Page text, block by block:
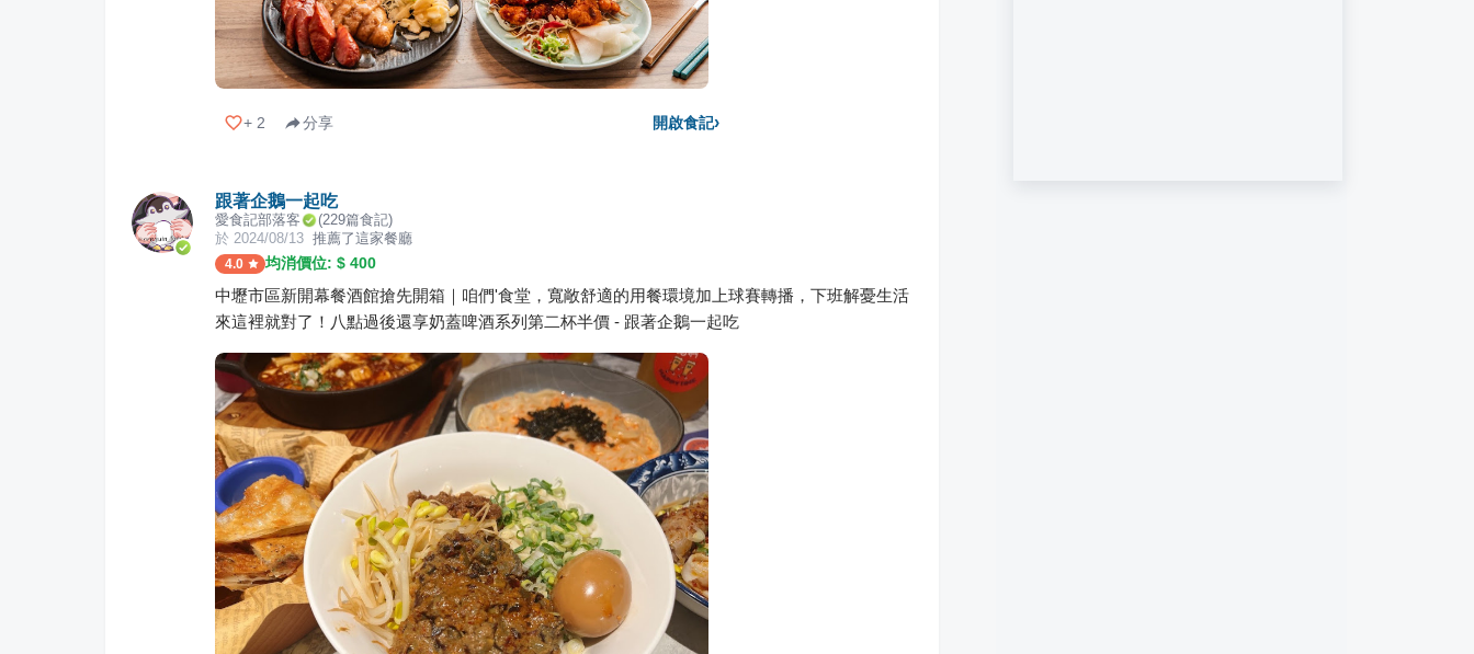
+ 2 分享 開啟食記›
跟著企鵝一起吃
愛食記部落客 (229篇食記)
於 2024/08/13 推薦了這家餐廳
4.0 均消價位: $ 400
中壢市區新開幕餐酒館搶先開箱｜咱們'食堂，寬敞舒適的用餐環境加上球賽轉播，下班解憂生活
來這裡就對了！八點過後還享奶蓋啤酒系列第二杯半價 - 跟著企鵝一起吃